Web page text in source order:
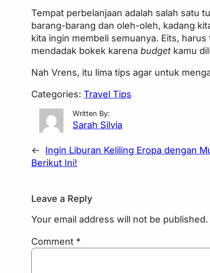
Tempat perbelanjaan adalah salah satu
barang-barang dan oleh-oleh, kadang
kita ingin membeli semuanya. Eits,
mendadak bokek karenabudget kamu
Nah Vrens, itu lima tips agar untuk
Categories:Travel Tips
Written By:
Sarah Silvia
←
Ingin Liburan Keliling Eropa dengan
Berikut Ini!
Leave a Reply
Your email address will not be published.
Comment *